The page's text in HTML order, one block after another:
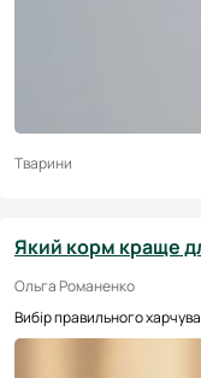
Тварини
Який корм краще
Ольга Романенко
Вибір правильного